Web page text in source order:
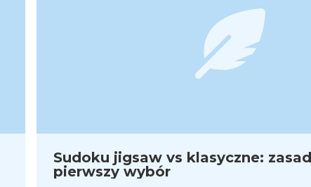
Sudoku jigsaw vs klasyczne:
pierwszy wybór